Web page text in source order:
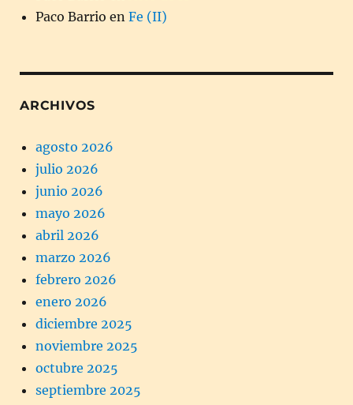
Paco Barrio en Fe (II)
ARCHIVOS
agosto 2026
julio 2026
junio 2026
mayo 2026
abril 2026
marzo 2026
febrero 2026
enero 2026
diciembre 2025
noviembre 2025
octubre 2025
septiembre 2025